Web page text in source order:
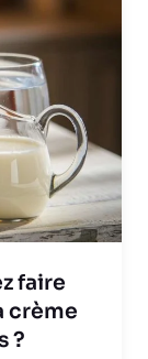
faire
crème
?